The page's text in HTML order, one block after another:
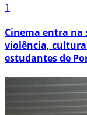
1
Cinema entra na
violência,
estudantes de